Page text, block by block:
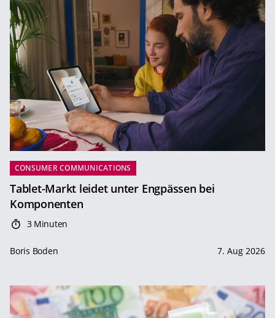
CONSUMER COMMUNICATIONS
Tablet-Markt leidet unter Engpässen bei
Komponenten
3 Minuten
Boris Boden 7. Aug 2026